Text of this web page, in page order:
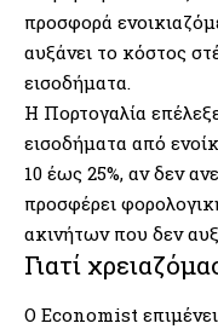
προσφορά
αυξάνει το κόστος
εισοδήματα.
Η Πορτογαλία
εισοδήματα από
10 έως 25%, αν δεν
προσφέρει
ακινήτων που δεν
Γιατί
Ο Economist